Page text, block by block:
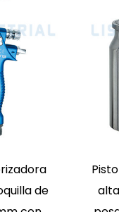
pulverizadora de
de baja presión